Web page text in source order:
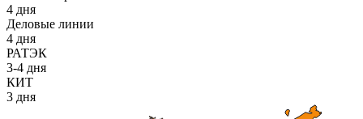
4 дня
Деловые линии
4 дня
РАТЭК
3-4 дня
КИТ
3 дня